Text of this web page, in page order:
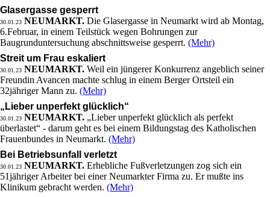
Glasergasse gesperrt
30.01.23 NEUMARKT. Die Glasergasse in Neumarkt wird ab Montag,
6.Februar, in einem Teilstück wegen Bohrungen zur
Baugrunduntersuchung abschnittsweise gesperrt. (Mehr)
Streit um Frau eskaliert
30.01.23 NEUMARKT. Weil ein jüngerer Konkurrenz angeblich seiner
Freundin Avancen machte schlug in einem Berger Ortsteil ein
32jähriger Mann zu. (Mehr)
„Lieber unperfekt glücklich“
30.01.23 NEUMARKT. „Lieber unperfekt glücklich als perfekt
überlastet“ - darum geht es bei einem Bildungstag des Katholischen
Frauenbundes in Neumarkt. (Mehr)
Bei Betriebsunfall verletzt
30.01.23 NEUMARKT. Erhebliche Fußverletzungen zog sich ein
51jähriger Arbeiter bei einer Neumarkter Firma zu. Er mußte ins
Klinikum gebracht werden. (Mehr)